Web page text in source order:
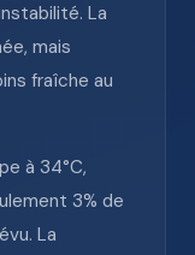
La
mais
fraîche au
à 34°C,
3% de
La